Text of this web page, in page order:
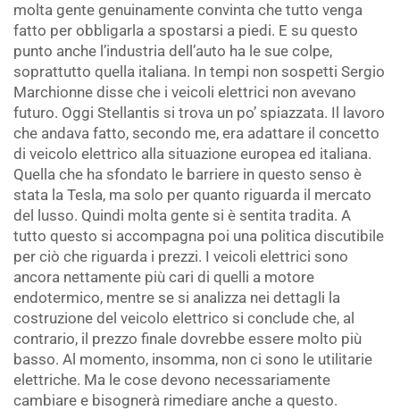
molta gente genuinamente convinta che tutto venga
fatto per obbligarla a spostarsi a piedi. E su questo
punto anche l’industria dell’auto ha le sue colpe,
soprattutto quella italiana. In tempi non sospetti Sergio
Marchionne disse che i veicoli elettrici non avevano
futuro. Oggi Stellantis si trova un po’ spiazzata. Il lavoro
che andava fatto, secondo me, era adattare il concetto
di veicolo elettrico alla situazione europea ed italiana.
Quella che ha sfondato le barriere in questo senso è
stata la Tesla, ma solo per quanto riguarda il mercato
del lusso. Quindi molta gente si è sentita tradita. A
tutto questo si accompagna poi una politica discutibile
per ciò che riguarda i prezzi. I veicoli elettrici sono
ancora nettamente più cari di quelli a motore
endotermico, mentre se si analizza nei dettagli la
costruzione del veicolo elettrico si conclude che, al
contrario, il prezzo finale dovrebbe essere molto più
basso. Al momento, insomma, non ci sono le utilitarie
elettriche. Ma le cose devono necessariamente
cambiare e bisognerà rimediare anche a questo.